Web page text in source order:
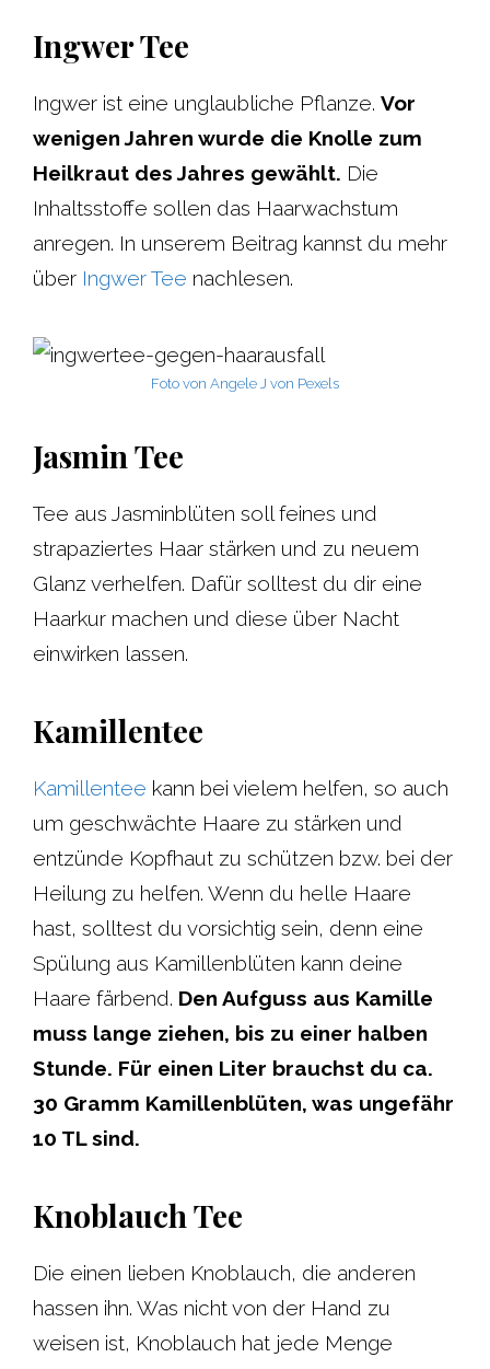
Ingwer Tee
Ingwer ist eine unglaubliche Pflanze. Vor
wenigen Jahren wurde die Knolle zum
Heilkraut des Jahres gewählt. Die
Inhaltsstoffe sollen das Haarwachstum
anregen. In unserem Beitrag kannst du mehr
über Ingwer Tee nachlesen.
Foto von Angele J von Pexels
Jasmin Tee
Tee aus Jasminblüten soll feines und
strapaziertes Haar stärken und zu neuem
Glanz verhelfen. Dafür solltest du dir eine
Haarkur machen und diese über Nacht
einwirken lassen.
Kamillentee
Kamillentee kann bei vielem helfen, so auch
um geschwächte Haare zu stärken und
entzünde Kopfhaut zu schützen bzw. bei der
Heilung zu helfen. Wenn du helle Haare
hast, solltest du vorsichtig sein, denn eine
Spülung aus Kamillenblüten kann deine
Haare färbend. Den Aufguss aus Kamille
muss lange ziehen, bis zu einer halben
Stunde. Für einen Liter brauchst du ca.
30 Gramm Kamillenblüten, was ungefähr
10 TL sind.
Knoblauch Tee
Die einen lieben Knoblauch, die anderen
hassen ihn. Was nicht von der Hand zu
weisen ist, Knoblauch hat jede Menge